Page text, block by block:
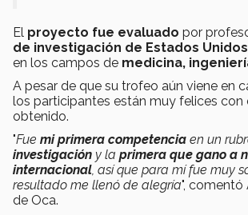
El proyecto fue evaluado por
de investigación de Estados Unidos
en los campos de medicina,
A pesar de que su trofeo aún viene en
los participantes están muy felices con
obtenido.
"Fue mi primera competencia en un
investigación y la primera que gano a
internacional, así que para mí fue muy
resultado me llenó de alegría",
de Oca.